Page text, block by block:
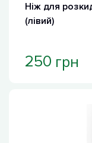
Ніж для
(лівий)
250 грн